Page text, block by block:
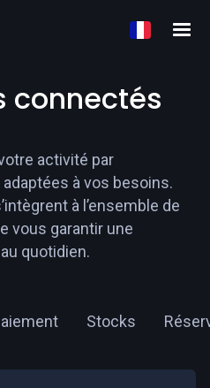
connectés
activité par
à vos besoins.
à l’ensemble de
vous garantir une
quotidien.
Stocks